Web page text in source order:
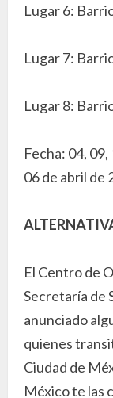
Lugar 6:
Lugar 7:
Lugar 8:
Fecha: 04, 09,
06 de abril de
El Centro de
Secretaría de
anunciado
quienes
Ciudad de
México te las